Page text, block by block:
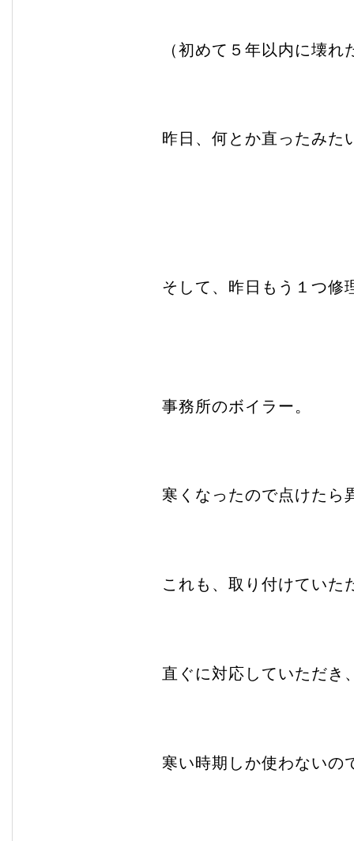
（初めて５年以内に壊れ
昨日、何とか直ったみた
そして、昨日もう１つ修
事務所のボイラー。
寒くなったので点けたら
これも、取り付けていた
直ぐに対応していただき
寒い時期しか使わないの